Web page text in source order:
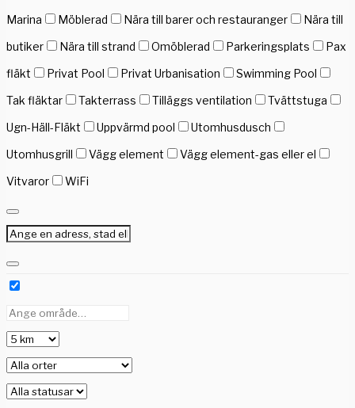
Marina
Möblerad Nära till barer och restauranger
Nära till
butiker
Nära till strand Omöblerad Parkeringsplats
Pax
fläkt
Privat Pool Privat Urbanisation
Swimming Pool
Tak fläktar
Takterrass Tilläggs ventilation
Tvättstuga
Ugn-Häll-Fläkt
Uppvärmd pool
Utomhusdusch
Utomhusgrill
Vägg element
Vägg element-gas eller el
Vitvaror
WiFi